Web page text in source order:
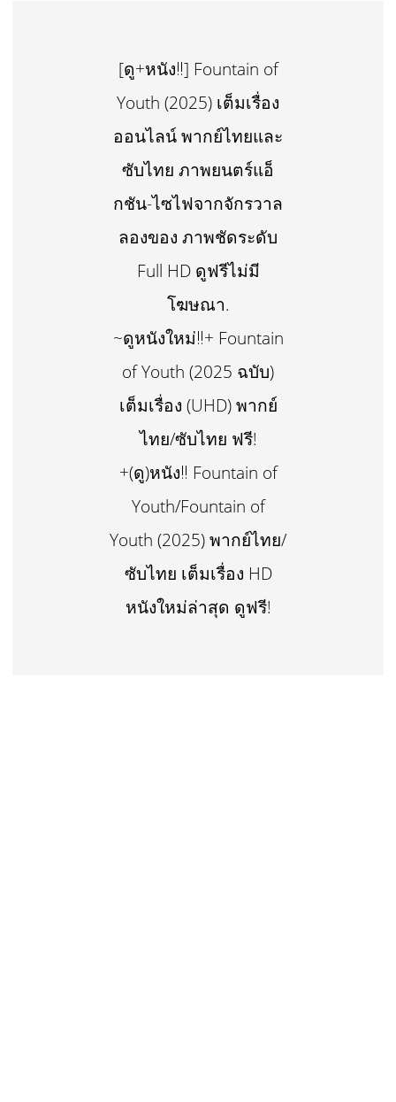
[ดู+หนัง‼️] Fountain of
Youth (2025) เต็มเรื่อง
ออนไลน์ พากย์ไทยและ
ซับไทย ภาพยนตร์แอ็
กชัน-ไซไฟจากจักรวาล
ลองของ ภาพชัดระดับ
Full HD ดูฟรีไม่มี
โฆษณา.
~ดูหนังใหม่‼️+ Fountain
of Youth (2025 ฉบับ)
เต็มเรื่อง (UHD) พากย์
ไทย/ซับไทย ฟรี!
+(ดู)หนัง‼️ Fountain of
Youth/Fountain of
Youth (2025) พากย์ไทย/
ซับไทย เต็มเรื่อง HD
หนังใหม่ล่าสุด ดูฟรี!